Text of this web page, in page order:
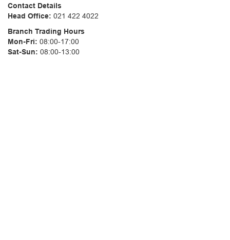
Contact Details
Head Office: 021 422 4022
Branch Trading Hours
Mon-Fri: 08:00-17:00
Sat-Sun: 08:00-13:00